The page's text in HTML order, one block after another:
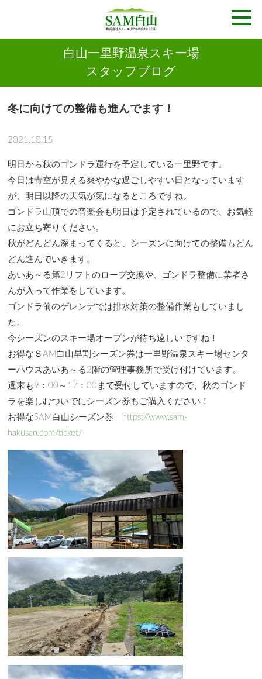
白山一里野温泉スキー場
スタッフブログ
冬に向けての整備も進んでます！
2021.10.15
明日から秋のゴンドラ運行を予定している一里野です。
今日は青空が見える爽やかな過ごしやすい日となっています
が、明日以降の天気が気になるところですね。
ゴンドラ山頂での音楽会も明日は予定されているので、お気軽
にお立ち寄りください。
秋がどんどん深まってくると、シーズンに向けての整備もどん
どん進んでいきます。
あいあ～る第2リフトのロープ交換や、ゴンドラ整備に業者さ
んが入って作業をしています。
ゴンドラ前のゲレンデでは排水対策の整備作業もしていまし
た。
今シーズンのスキー場オープンが待ち遠しいですね！
お得なＳAM白山早割シーズン券は一里野温泉スキー場センタ
ーハウスあいあ～る2階の管理事務所で受け付けています。
週末も9：00～17：00まで受付していますので、秋のゴンド
ラを楽しむついでにシーズン券もご購入ください！
お得なSAM白山シーズン券 https://www.sam-
hakusan.com/ticket/